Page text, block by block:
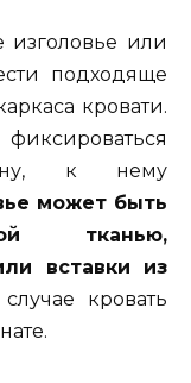
изголовье или
подходяще
кровати.
к нему
может быть
тканью,
вставки из
кровать